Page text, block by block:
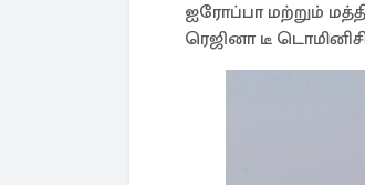
ஐரோப்பா மற்றும்
ரெஜினா டீ